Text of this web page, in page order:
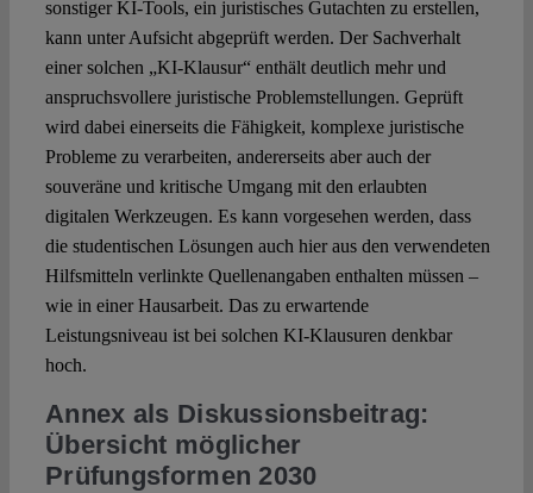
sonstiger KI-Tools, ein juristisches Gutachten zu erstellen,
kann unter Aufsicht abgeprüft werden. Der Sachverhalt
einer solchen „KI-Klausur“ enthält deutlich mehr und
anspruchsvollere juristische Problemstellungen. Geprüft
wird dabei einerseits die Fähigkeit, komplexe juristische
Probleme zu verarbeiten, andererseits aber auch der
souveräne und kritische Umgang mit den erlaubten
digitalen Werkzeugen. Es kann vorgesehen werden, dass
die studentischen Lösungen auch hier aus den verwendeten
Hilfsmitteln verlinkte Quellenangaben enthalten müssen –
wie in einer Hausarbeit. Das zu erwartende
Leistungsniveau ist bei solchen KI-Klausuren denkbar
hoch.
Annex als Diskussionsbeitrag:
Übersicht möglicher
Prüfungsformen 2030